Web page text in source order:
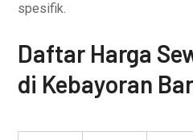
spesifik.
Daftar Harga
di Kebayoran